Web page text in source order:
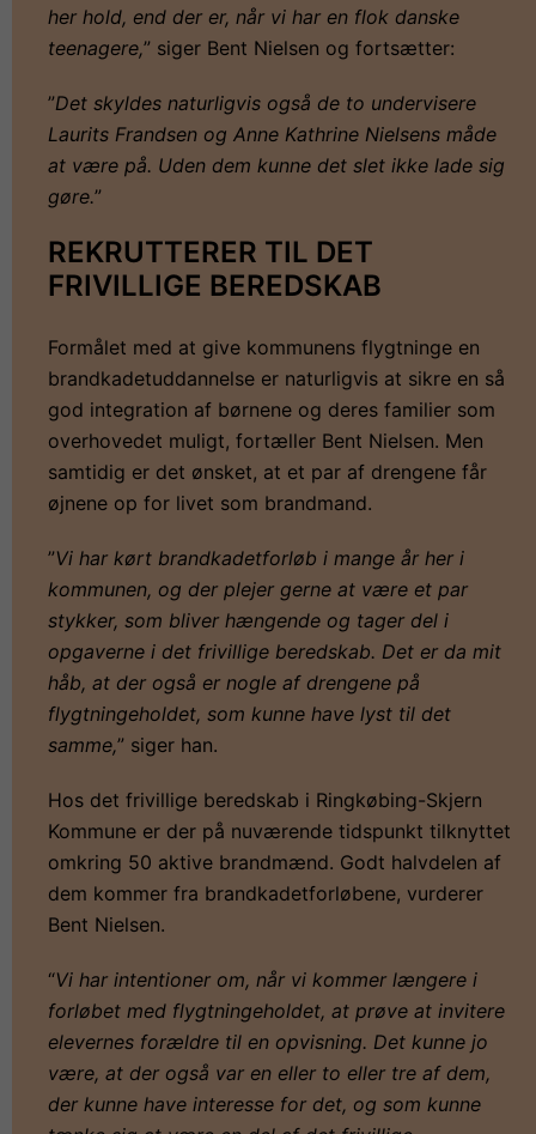
her hold, end der er, når vi har en flok danske
teenagere,” siger Bent Nielsen og fortsætter:
”Det skyldes naturligvis også de to undervisere
Laurits Frandsen og Anne Kathrine Nielsens måde
at være på. Uden dem kunne det slet ikke lade sig
gøre.”
REKRUTTERER TIL DET
FRIVILLIGE BEREDSKAB
Formålet med at give kommunens flygtninge en
brandkadetuddannelse er naturligvis at sikre en så
god integration af børnene og deres familier som
overhovedet muligt, fortæller Bent Nielsen. Men
samtidig er det ønsket, at et par af drengene får
øjnene op for livet som brandmand.
”Vi har kørt brandkadetforløb i mange år her i
kommunen, og der plejer gerne at være et par
stykker, som bliver hængende og tager del i
opgaverne i det frivillige beredskab. Det er da mit
håb, at der også er nogle af drengene på
flygtningeholdet, som kunne have lyst til det
samme,” siger han.
Hos det frivillige beredskab i Ringkøbing-Skjern
Kommune er der på nuværende tidspunkt tilknyttet
omkring 50 aktive brandmænd. Godt halvdelen af
dem kommer fra brandkadetforløbene, vurderer
Bent Nielsen.
“Vi har intentioner om, når vi kommer længere i
forløbet med flygtningeholdet, at prøve at invitere
elevernes forældre til en opvisning. Det kunne jo
være, at der også var en eller to eller tre af dem,
der kunne have interesse for det, og som kunne